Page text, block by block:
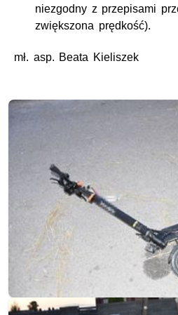
niezgodny z przepisami
zwiększona prędkość).
mł. asp. Beata Kieliszek